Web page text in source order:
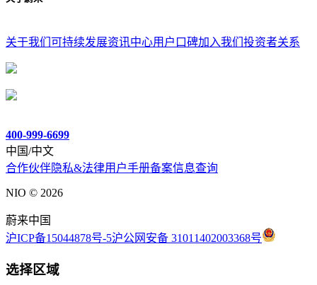
关于我们 可持续发展资讯中心用户口碑加入我们 投资者关系
400-999-6699
中国/中文
合作伙伴隐私&法律用户手册备案信息查询
NIO © 2026
蔚来中国
沪ICP备15044878号-5沪公网安备 31011402003368号
选择区域